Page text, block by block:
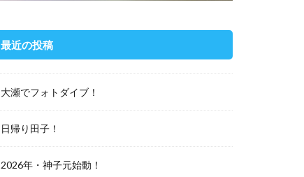
最近の投稿
大瀬でフォトダイブ！
日帰り田子！
2026年・神子元始動！